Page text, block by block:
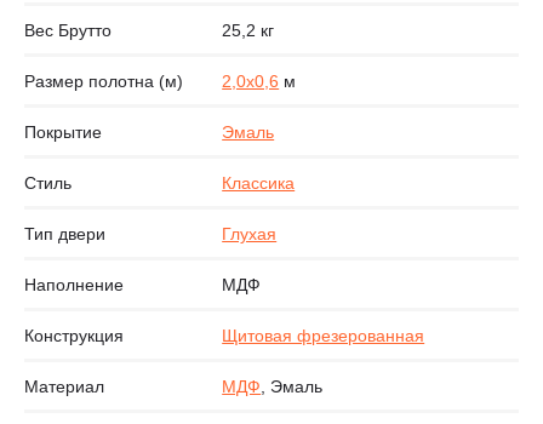
Вес Брутто 25,2 кг
Размер полотна (м) 2,0х0,6 м
Покрытие Эмаль
Стиль Классика
Тип двери Глухая
Наполнение МДФ
Конструкция Щитовая фрезерованная
Материал МДФ, Эмаль